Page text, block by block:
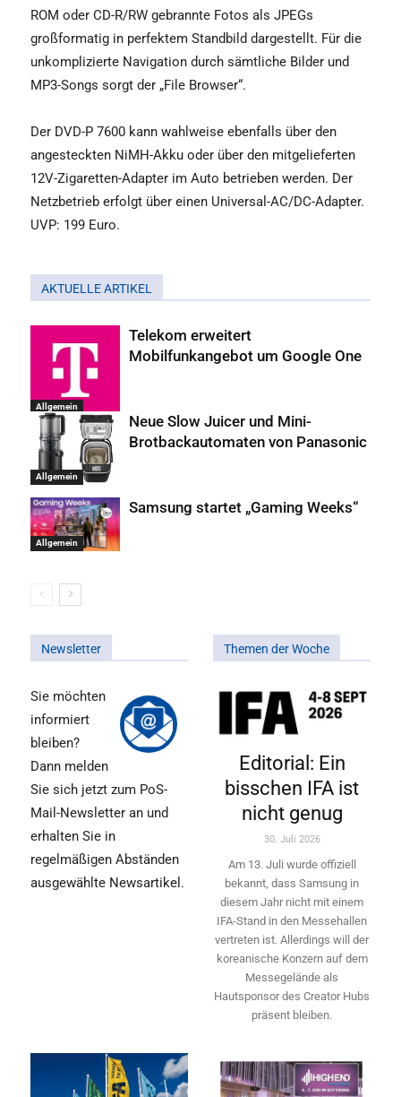
ROM oder CD-R/RW gebrannte Fotos als JPEGs
großformatig in perfektem Standbild dargestellt. Für die
unkomplizierte Navigation durch sämtliche Bilder und
MP3-Songs sorgt der „File Browser“.
Der DVD-P 7600 kann wahlweise ebenfalls über den
angesteckten NiMH-Akku oder über den mitgelieferten
12V-Zigaretten-Adapter im Auto betrieben werden. Der
Netzbetrieb erfolgt über einen Universal-AC/DC-Adapter.
UVP: 199 Euro.
AKTUELLE ARTIKEL
Allgemein
Telekom erweitert
Mobilfunkangebot um Google One
Allgemein
Neue Slow Juicer und Mini-
Brotbackautomaten von Panasonic
Allgemein
Samsung startet „Gaming Weeks“
Newsletter
Sie möchten
informiert
bleiben?
Dann melden
Sie sich jetzt zum PoS-
Mail-Newsletter an und
erhalten Sie in
regelmäßigen Abständen
ausgewählte Newsartikel.
Themen der Woche
Editorial: Ein
bisschen IFA ist
nicht genug
30. Juli 2026
Am 13. Juli wurde offiziell
bekannt, dass Samsung in
diesem Jahr nicht mit einem
IFA-Stand in den Messehallen
vertreten ist. Allerdings will ­der
koreanische Konzern auf dem
Messegelände als
Hautsponsor des Creator Hubs
präsent bleiben.